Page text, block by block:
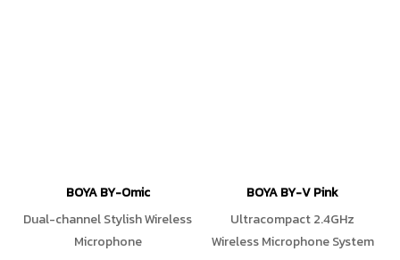
BOYA BY-Omic
Dual-channel Stylish Wireless
Microphone
BOYA BY-V Pink
Ultracompact 2.4GHz
Wireless Microphone System